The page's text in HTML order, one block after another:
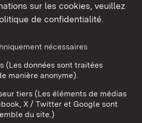
Confidentialité
sur les cookies, veuillez
de confidentialité.
nécessaires
(Les données sont traitées
manière anonyme).
tiers (Les éléments de médias
X / Twitter et Google sont
du site.)